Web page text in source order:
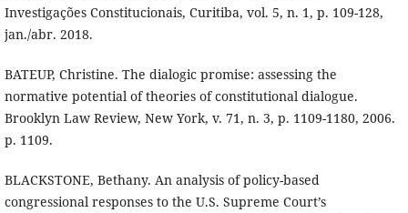
Investigações Constitucionais, Curitiba, vol. 5, n. 1, p. 109-128,
jan./abr. 2018.
BATEUP, Christine. The dialogic promise: assessing the
normative potential of theories of constitutional dialogue.
Brooklyn Law Review, New York, v. 71, n. 3, p. 1109-1180, 2006.
p. 1109.
BLACKSTONE, Bethany. An analysis of policy-based
congressional responses to the U.S. Supreme Court’s